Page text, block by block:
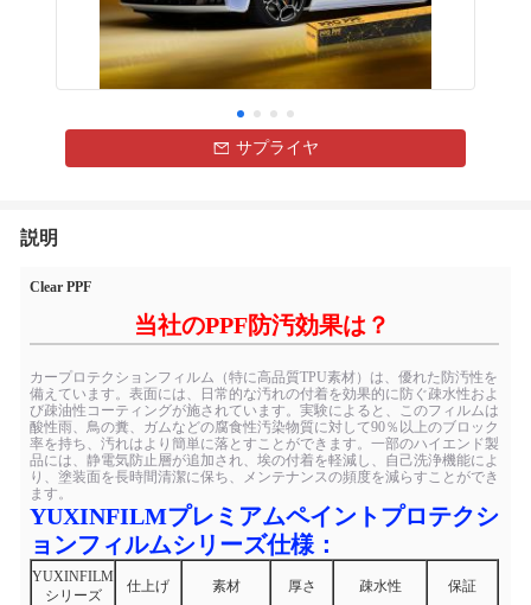
サプライヤ
説明
Clear PPF
当社のPPF防汚効果は？
カープロテクションフィルム（特に高品質TPU素材）は、優れた防汚性を
備えています。表面には、日常的な汚れの付着を効果的に防ぐ疎水性およ
び疎油性コーティングが施されています。実験によると、このフィルムは
酸性雨、鳥の糞、ガムなどの腐食性汚染物質に対して90％以上のブロック
率を持ち、汚れはより簡単に落とすことができます。一部のハイエンド製
品には、静電気防止層が追加され、埃の付着を軽減し、自己洗浄機能によ
り、塗装面を長時間清潔に保ち、メンテナンスの頻度を減らすことができ
ます。
YUXINFILMプレミアムペイントプロテクシ
ョンフィルムシリーズ仕様：
YUXINFILM
シリーズ
仕上げ 素材 厚さ 疎水性 保証